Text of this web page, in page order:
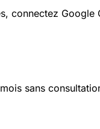
connectez Google
sans